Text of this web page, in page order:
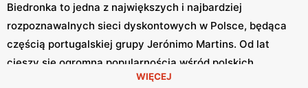
Biedronka to jedna z największych i najbardziej
rozpoznawalnych sieci dyskontowych w Polsce, będąca
częścią portugalskiej grupy Jerónimo Martins. Od lat
cieszy się ogromną popularnością wśród polskich
konsumentów, oferując szeroki asortyment produktów
WIĘCEJ